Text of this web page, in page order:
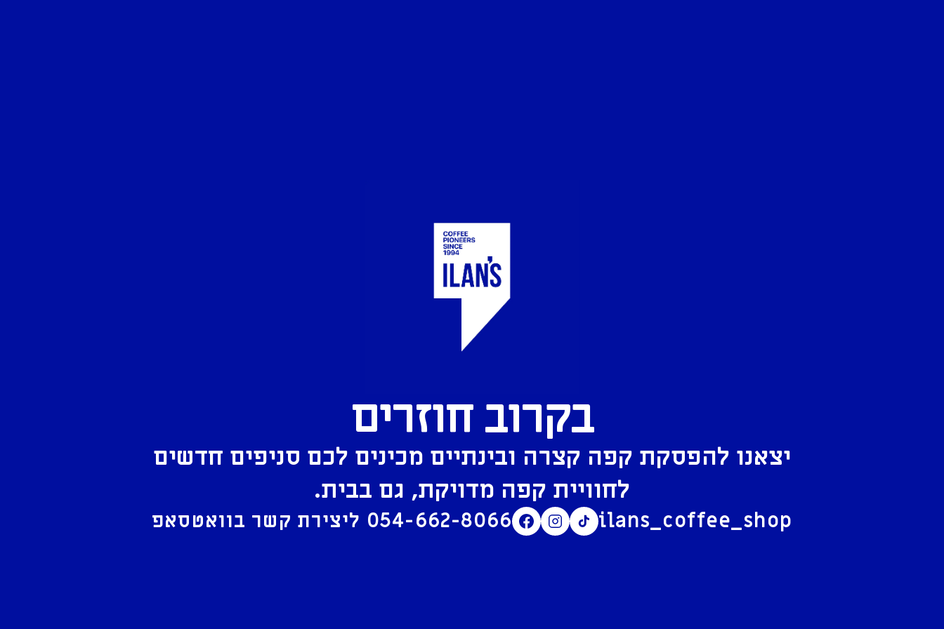
בקרוב חוזרים
יצאנו להפסקת קפה קצרה ובינתיים מכינים לכם סניפים חדשים
לחוויית קפה מדויקת, גם בבית.
054-662-8066 ilans_coffee_shop